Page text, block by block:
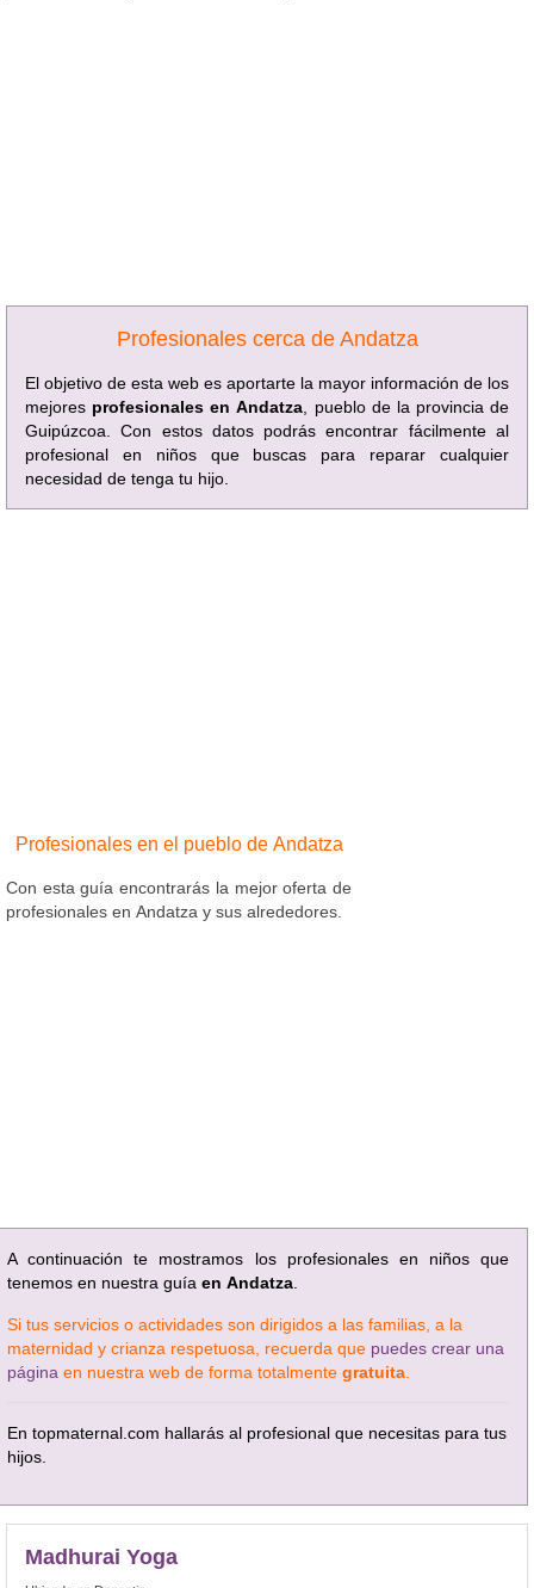
Profesionales cerca de Andatza
El objetivo de esta web es aportarte la mayor información de los
mejores profesionales en Andatza , pueblo de la provincia de
Guipúzcoa. Con estos datos podrás encontrar fácilmente al
profesional en niños que buscas para reparar cualquier
necesidad de tenga tu hijo.
Profesionales en el pueblo de Andatza
Con esta guía encontrarás la mejor oferta de
profesionales en Andatza y sus alrededores.
A continuación te mostramos los profesionales en niños que
tenemos en nuestra guía en Andatza
Si tus servicios o actividades son dirigidos a las familias, a la
maternidad y crianza respetuosa, recuerda que puedes crear una
página en nuestra web de forma totalmente gratuita
En topmaternal.com hallarás al profesional que necesitas para tus
hijos.
Madhurai Yoga